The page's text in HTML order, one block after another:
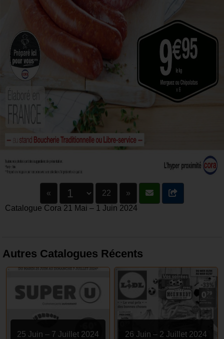
« 22
»
Catalogue Cora 21 Mai – 1 Juin 2024
Autres Catalogues Récents
25 Juin – 7 Juillet 2024 26 Juin – 2 Juillet 2024